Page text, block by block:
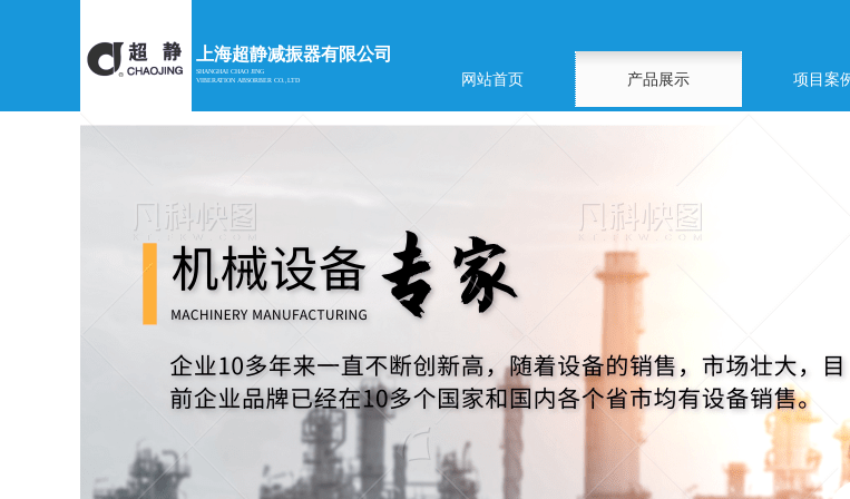
上海超静减振器有限公司
SHANGHAI CHAO JING
VIBERATION ABSORBER CO.,LTD
网站首页 产品展示 项目案